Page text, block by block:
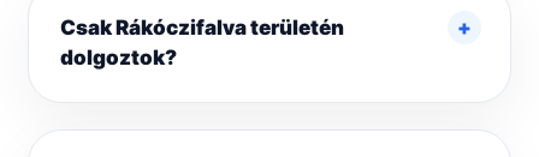
Csak Rákóczifalva területén
dolgoztok?